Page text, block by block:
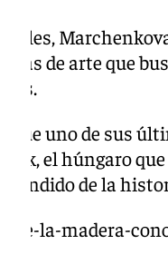
de arte que
que uno de sus
el húngaro
vendido de la
de-la-madera-